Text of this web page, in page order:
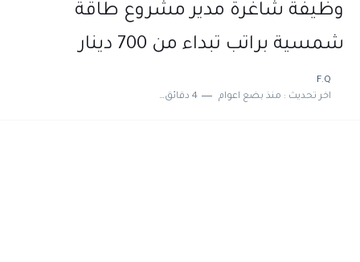
وظيفة شاغرة مدير مشروع طاقة
شمسية براتب تبداء من 700 دينار
F.Q
اخر تحديث : منذ بضع اعوام 4 دقائق للقراءة